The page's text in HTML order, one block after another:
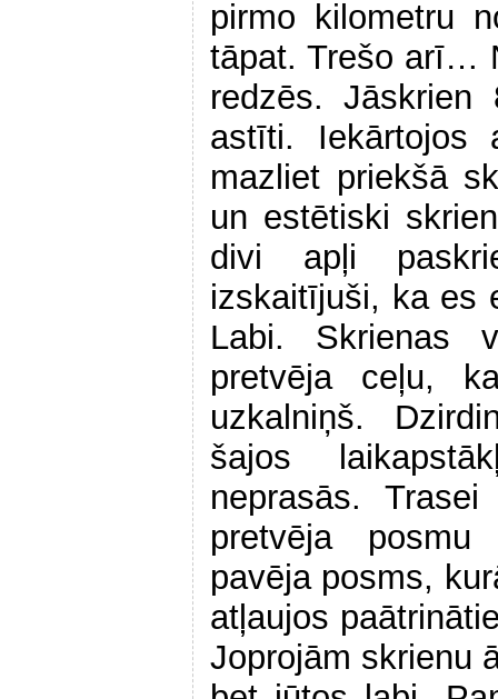
pirmo kilometru
tāpat. Trešo arī…
redzēs.
astīti. Iekārtojos
mazliet priekšā
un estētiski
divi apļi
izskaitījuši, ka es
Labi. Skrienas
pretvēja ceļu,
uzkalniņš.
šajos
neprasās.
pretvēja
pavēja posms,
atļaujos
Joprojām skrienu